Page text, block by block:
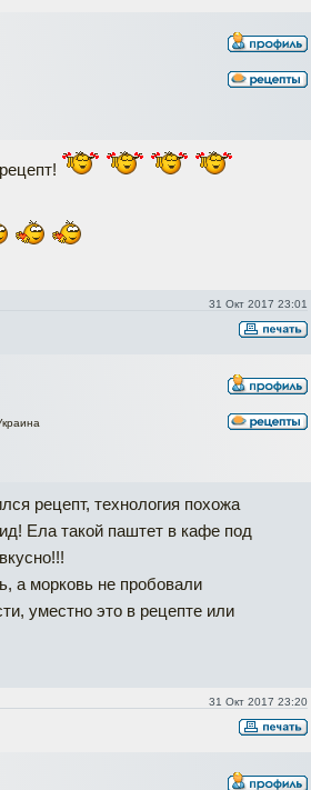
31 Окт 2017 23:01
рецепт, технология похожа
Ела такой паштет в кафе под
а морковь не пробовали
уместно это в рецепте или
31 Окт 2017 23:20